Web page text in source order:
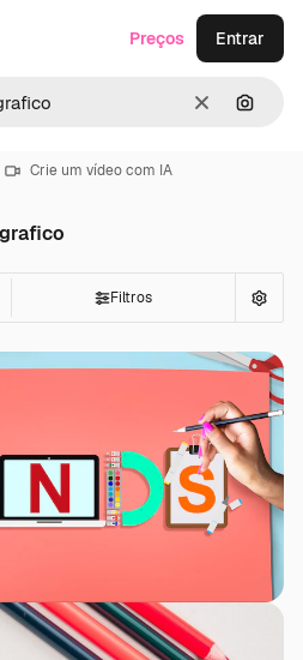
Limpar
Preços Entrar
Crie um vídeo com IA
Filtros